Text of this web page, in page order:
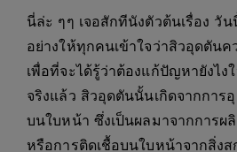
นี่ล่ะ ๆๆ เจอสักทีนังตัวต้นเรื่อง วั
อย่างให้ทุกคนเข้าใจว่าสิวอุดตันค
เพื่อที่จะได้รู้ว่าต้องแก้ปัญหายังไง
จริงแล้ว สิวอุดตันนั้นเกิดจากกา
บนใบหน้า ซึ่งเป็นผลมาจากการผ
หรือการติดเชื้อบนใบหน้าจากสิ่งส